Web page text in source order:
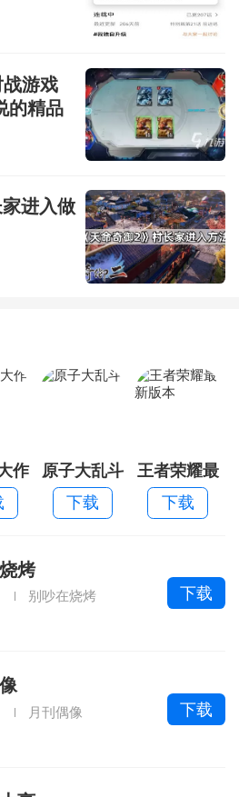
游戏
的精品
进入做
作
原子大乱斗
下载
王者荣耀最
新版本
下载
烤
别吵在烧烤 下载
月刊偶像 下载